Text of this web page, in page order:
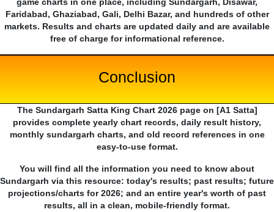
game charts in one place, including Sundargarh, Disawar,
Faridabad, Ghaziabad, Gali, Delhi Bazar, and hundreds of other
markets. Results and charts are updated daily and are available
free of charge for informational reference.
Conclusion
The Sundargarh Satta King Chart 2026 page on [A1 Satta]
provides complete yearly chart records, daily result history,
monthly sundargarh charts, and old record references in one
easy-to-use format.
You will find all the information you need to know about
Sundargarh via this resource: today's results; past results; future
projections/charts for 2026; and an entire year's worth of past
results, all in a clean, mobile-friendly format.